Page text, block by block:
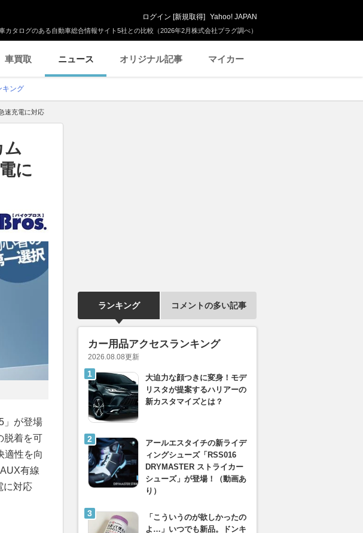
カタログのある自動車総合情報サイト5社との比較（2026年2月株式会社プラグ調べ）
ログイン [新規取得] Yahoo! JAPAN
車買取 ニュース オリジナル記事 マイカー
キング
速充電に対応
ム
に
」が登場
脱着を可
適性を向
有線
に対応
ランキング コメントの多い記事
カー用品アクセスランキング
2026.08.08更新
大迫力な顔つきに変身！モデ
リスタが提案するハリアーの
新カスタマイズとは？
アールエスタイチの新ライデ
ィングシューズ「RSS016
DRYMASTER ストライカー
シューズ」が登場！（動画あ
り）
「こういうのが欲しかったの
よ…」いつでも新品。ドンキ